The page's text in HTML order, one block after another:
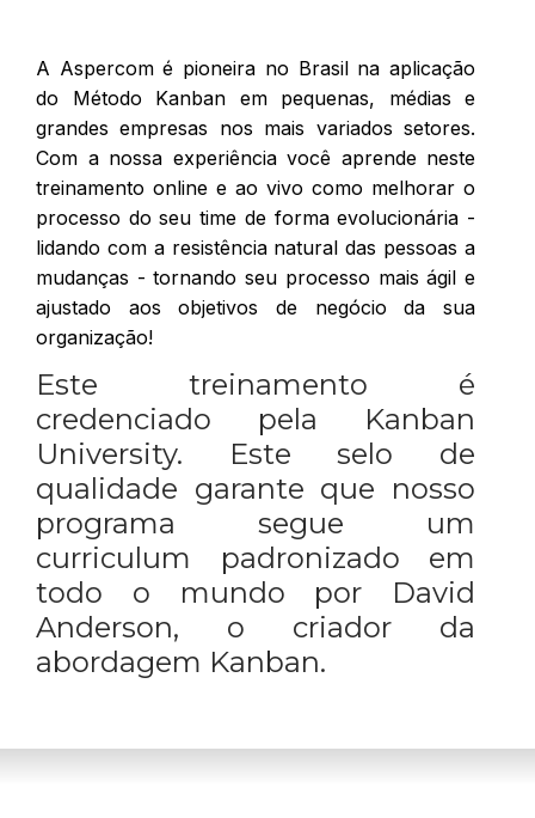
A Aspercom é pioneira no Brasil na aplicação
do Método Kanban em pequenas, médias e
grandes empresas nos mais variados setores.
Com a nossa experiência você aprende neste
treinamento online e ao vivo como melhorar o
processo do seu time de forma evolucionária -
lidando com a resistência natural das pessoas a
mudanças - tornando seu processo mais ágil e
ajustado aos objetivos de negócio da sua
organização!
Este treinamento é
credenciado pela Kanban
University. Este selo de
qualidade garante que nosso
programa segue um
curriculum padronizado em
todo o mundo por David
Anderson, o criador da
abordagem Kanban.